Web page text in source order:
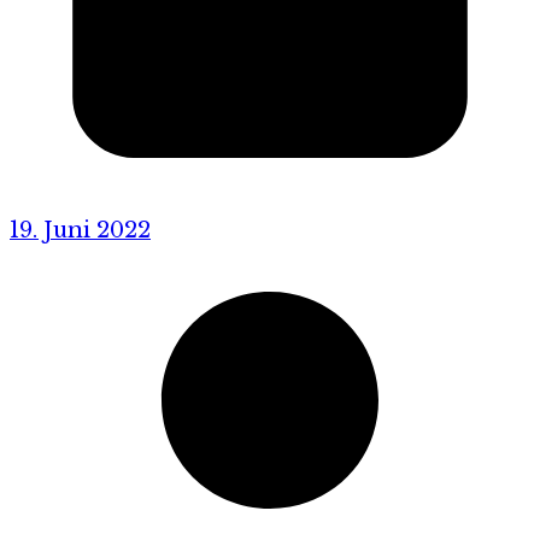
19. Juni 2022